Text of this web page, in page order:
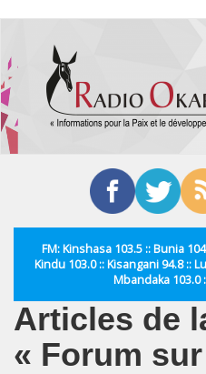
contenu
principal
FM: Kinshasa 103.5 :: Bunia
Kindu 103.0 :: Kisangani 94.8 ::
Mbandaka 103.0
Articles de
« Forum